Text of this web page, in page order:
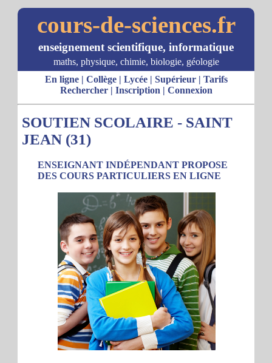
cours-de-sciences.fr
enseignement scientifique, informatique
maths, physique, chimie, biologie, géologie
En ligne| Collège| Lycée| Supérieur| Tarifs
Rechercher| Inscription | Connexion
SOUTIEN SCOLAIRE - SAINT
JEAN (31)
ENSEIGNANT INDÉPENDANT PROPOSE
DES COURS PARTICULIERS EN LIGNE